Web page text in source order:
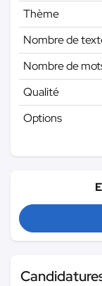
Thème
Nombre de
Nombre de
Qualité
Options